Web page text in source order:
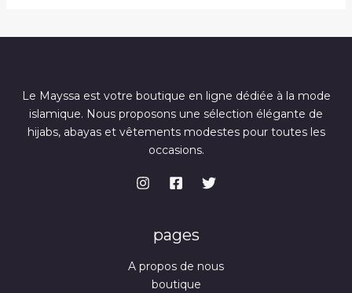
Le Mayssa est votre boutique en ligne dédiée à la mode
islamique. Nous proposons une sélection élégante de
hijabs, abayas et vêtements modestes pour toutes les
occasions.
pages
A propos de nous
boutique